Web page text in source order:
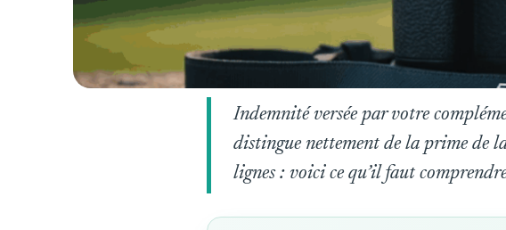
Indemnité versée par votre
distingue nettement de la prime de
lignes : voici ce qu’il faut